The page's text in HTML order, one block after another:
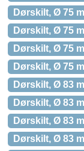
Dørskilt, Ø 75
Dørskilt, Ø 75
Dørskilt, Ø 75
Dørskilt, Ø 75
Dørskilt, Ø 83
Dørskilt, Ø 83
Dørskilt, Ø 83
Dørskilt, Ø 83